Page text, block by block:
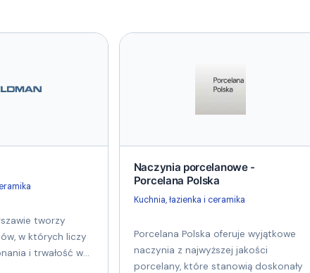
tworzy
w których liczy
i trwałość w...
Naczynia porcelanowe -
Porcelana Polska
Kuchnia, łazienka i ceramika
Porcelana Polska oferuje wyjątkowe
naczynia z najwyższej jakości
porcelany, które stanowią doskonały